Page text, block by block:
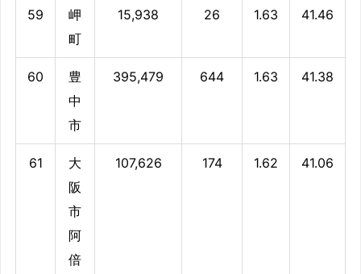
59
岬
町
15,938 26 1.63 41.46
60
豊
中
市
395,479 644 1.63 41.38
61
大
阪
市
阿
倍
107,626 174 1.62 41.06